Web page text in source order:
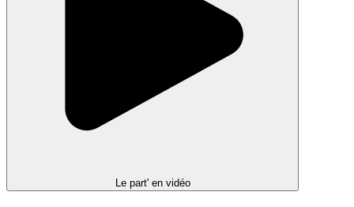
Le part' en vidéo